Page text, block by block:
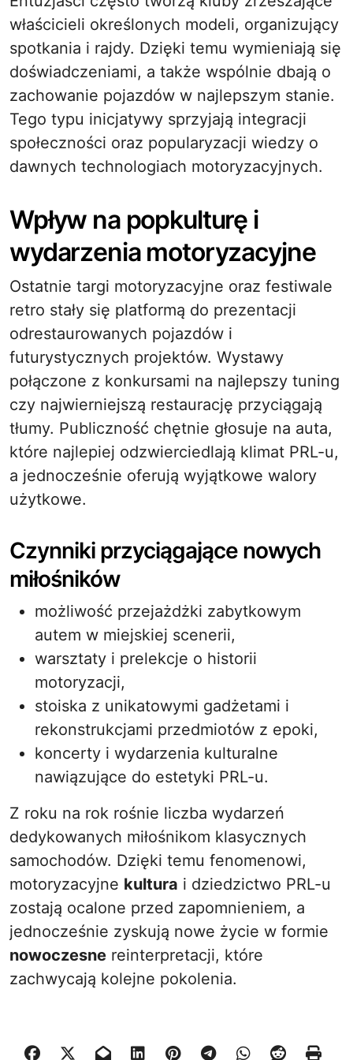
właścicieli określonych modeli, organizujący
spotkania i rajdy. Dzięki temu wymieniają się
doświadczeniami, a także wspólnie dbają o
zachowanie pojazdów w najlepszym stanie.
Tego typu inicjatywy sprzyjają integracji
społeczności oraz popularyzacji wiedzy o
dawnych technologiach motoryzacyjnych.
Wpływ na popkulturę i
wydarzenia motoryzacyjne
Ostatnie targi motoryzacyjne oraz festiwale
retro stały się platformą do prezentacji
odrestaurowanych pojazdów i
futurystycznych projektów. Wystawy
połączone z konkursami na najlepszy tuning
czy najwierniejszą restaurację przyciągają
tłumy. Publiczność chętnie głosuje na auta,
które najlepiej odzwierciedlają klimat PRL-u,
a jednocześnie oferują wyjątkowe walory
użytkowe.
Czynniki przyciągające nowych
miłośników
możliwość przejażdżki zabytkowym
autem w miejskiej scenerii,
warsztaty i prelekcje o historii
motoryzacji,
stoiska z unikatowymi gadżetami i
rekonstrukcjami przedmiotów z epoki,
koncerty i wydarzenia kulturalne
nawiązujące do estetyki PRL-u.
Z roku na rok rośnie liczba wydarzeń
dedykowanych miłośnikom klasycznych
samochodów. Dzięki temu fenomenowi,
motoryzacyjne kultura i dziedzictwo PRL-u
zostają ocalone przed zapomnieniem, a
jednocześnie zyskują nowe życie w formie
nowoczesne reinterpretacji, które
zachwycają kolejne pokolenia.